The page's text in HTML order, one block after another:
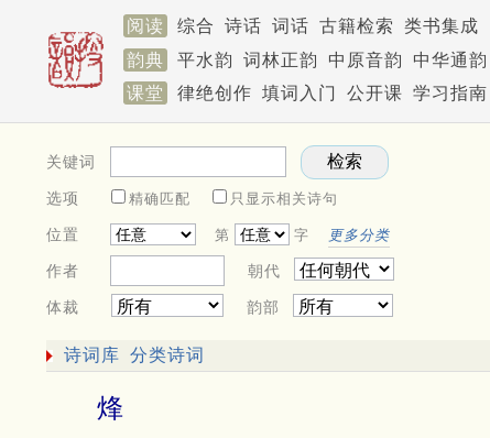
阅读 综合 诗话 词话 古籍检索 类书集成
韵典
平水韵 词林正韵 中原音韵 中华通韵
课堂
律绝创作 填词入门 公开课 学习指南
关键词
选项 精确匹配 只显示相关诗句
位置 第 字 更多分类
作者 朝代
体裁 韵部
诗词库 分类诗词
烽